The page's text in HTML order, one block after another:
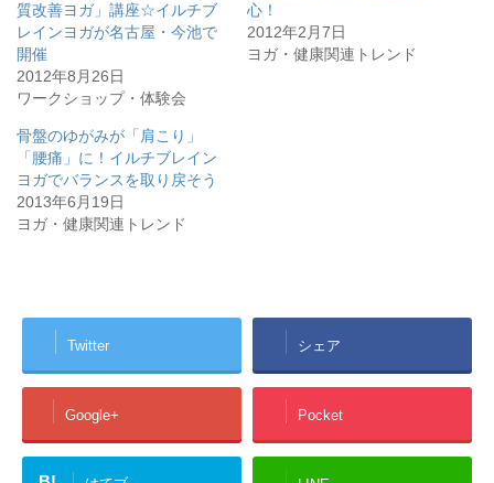
質改善ヨガ」講座☆イルチブ
レインヨガが名古屋・今池で
開催
2012年8月26日
ワークショップ・体験会
心！
2012年2月7日
ヨガ・健康関連トレンド
骨盤のゆがみが「肩こり」
「腰痛」に！イルチブレイン
ヨガでバランスを取り戻そう
2013年6月19日
ヨガ・健康関連トレンド
Twitter シェア
Google+ Pocket